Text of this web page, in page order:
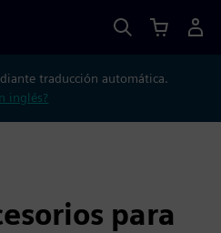
traducción automática.
inglés?
para